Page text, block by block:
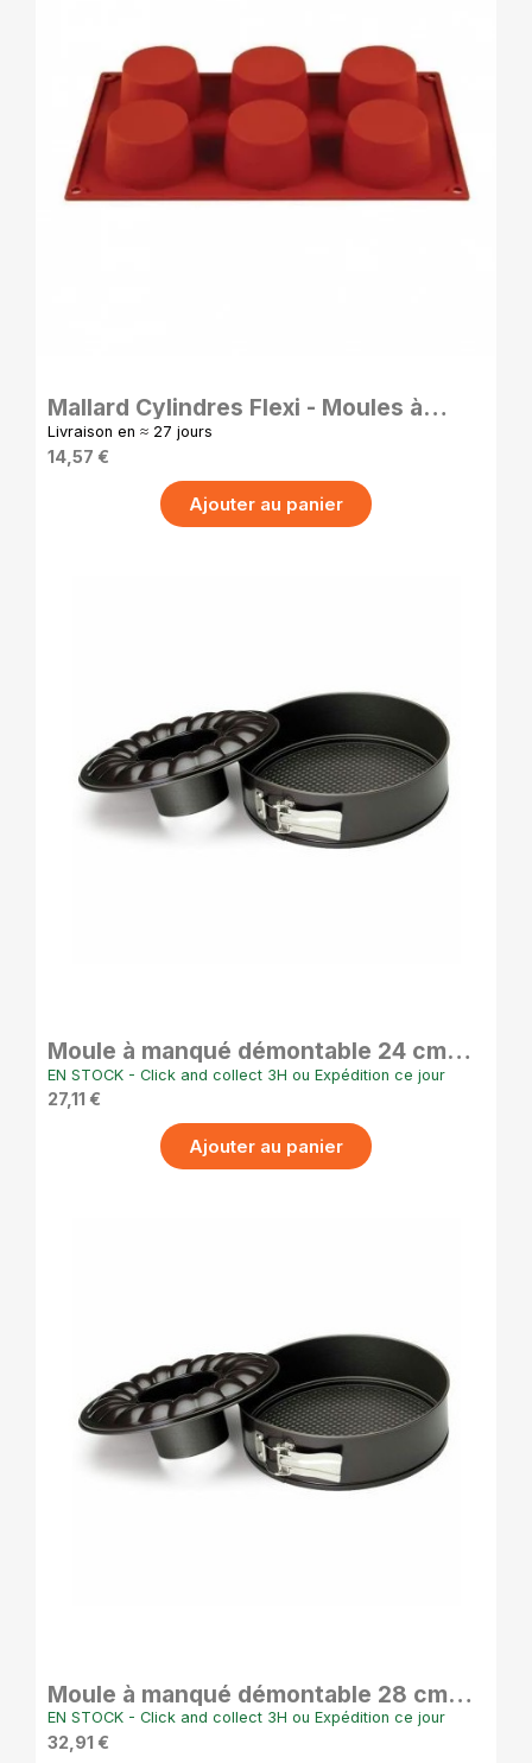
Mallard Cylindres Flexi - Moules à
Cylindres en Silicone - 7 cm
Livraison en ≈ 27 jours
14,57 €
Ajouter au panier
Moule à manqué démontable 24 cm
avec 2 fonds interchangeables
EN STOCK - Click and collect 3H ou Expédition ce jour
27,11 €
Ajouter au panier
Moule à manqué démontable 28 cm
antiadhésif avec 2 fonds
interchangeables
EN STOCK - Click and collect 3H ou Expédition ce jour
32,91 €